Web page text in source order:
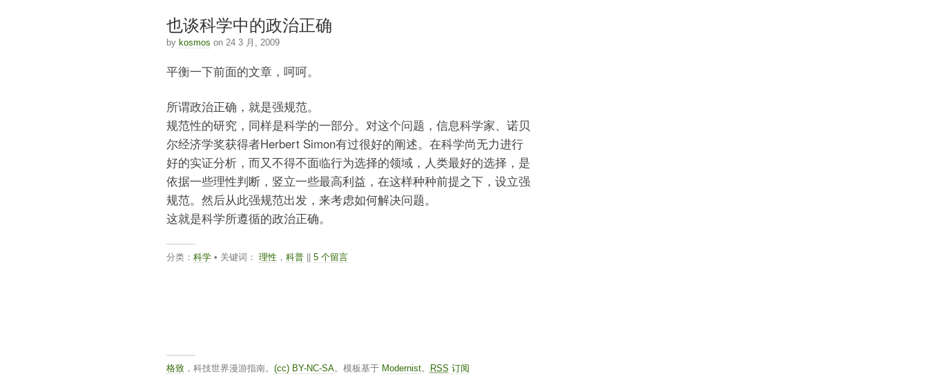
也谈科学中的政治正确
by kosmos on 24 3 月, 2009
平衡一下前面的文章，呵呵。
所谓政治正确，就是强规范。
规范性的研究，同样是科学的一部分。对这个问题，信息科学家、诺贝
尔经济学奖获得者Herbert Simon有过很好的阐述。在科学尚无力进行
好的实证分析，而又不得不面临行为选择的领域，人类最好的选择，是
依据一些理性判断，竖立一些最高利益，在这样种种前提之下，设立强
规范。然后从此强规范出发，来考虑如何解决问题。
这就是科学所遵循的政治正确。
分类： 科学• 关键词： 理性 ， 科普|| 5 个留言
格致，科技世界漫游指南。 (cc) BY-NC-SA。模板基于 Modernist。 RSS 订阅